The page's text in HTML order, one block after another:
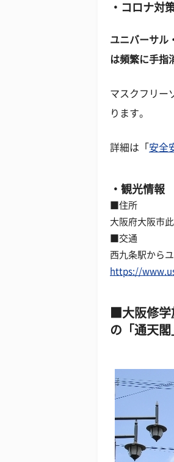
コロナ対
ユニバーサル
は頻繁に手指
マスクフリー
ります。
詳細は「 安全
観光情報
■住所
大阪府大阪市
■交通
西九条駅から
https://
大阪修学
の「通天閣